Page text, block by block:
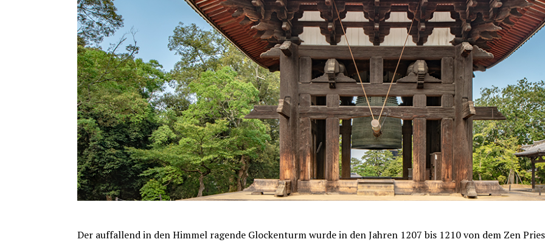
Der auffallend in den Himmel ragende Glockenturm wurde in den Jahren 1207 bis 1210 von dem Zen